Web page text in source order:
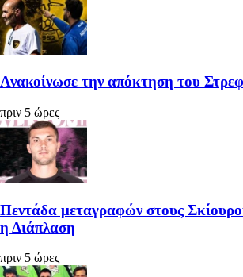
Ανακοίνωσε την απόκτηση του
πριν 5 ώρες
Πεντάδα μεταγραφών στους
η Διάπλαση
πριν 5 ώρες